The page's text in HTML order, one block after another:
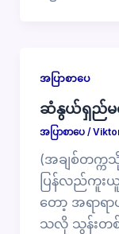
အပြာစာပေ
ဆံနွယ်ရှည်မ
အပြာစာပေ/
(အချစ်တက္က
ပြန်လည်ကူး
တော့ အရာရ
သလို သွန်းတ